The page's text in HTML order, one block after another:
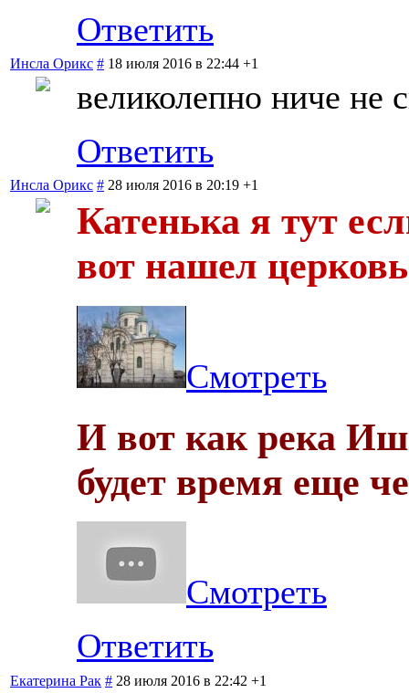
Ответить
Инсла Орикс # 18 июля 2016 в 22:44 +1
великолепно ниче не
Ответить
Инсла Орикс # 28 июля 2016 в 20:19 +1
Катенька я тут
вот нашел
Смотреть
И вот как река
будет время еще
Смотреть
Ответить
Екатерина Рак # 28 июля 2016 в 22:42 +1